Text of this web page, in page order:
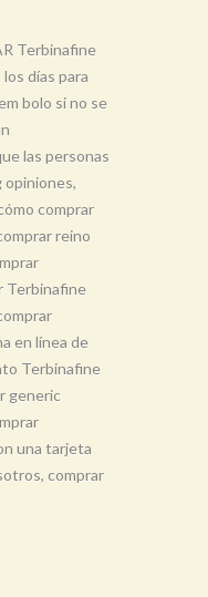
Terbinafine
días para
bolo si no se
las personas
opiniones,
comprar
reino
Terbinafine
en línea de
Terbinafine
generic
una tarjeta
comprar